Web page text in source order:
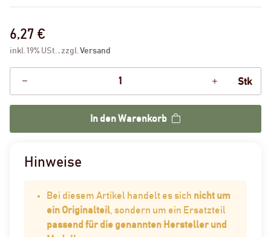
6,27 €
inkl. 19% USt. , zzgl.Versand
Stk
In den Warenkorb
Hinweise
Bei diesem Artikel handelt es sich nicht um
ein Originalteil , sondern um ein Ersatzteil
passend für die genannten Hersteller und